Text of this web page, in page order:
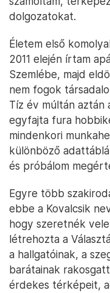
dolgozatokat.
Életem első
2011 elején írtam
Szemlébe, majd
nem fogok
Tíz év múltán aztán
egyfajta fura
mindenkori
különböző
és próbálom
Egyre több
ebbe a Kovalcsik
hogy szeretnék
létrehozta a
a hallgatóinak, a
barátainak
érdekes térképeit,